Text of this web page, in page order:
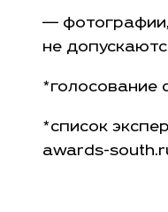
—
не
*голосование
*список
awards-